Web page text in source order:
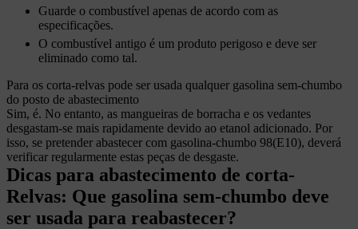
Guarde o combustível apenas de acordo com as
especificações.
O combustível antigo é um produto perigoso e deve ser
eliminado como tal.
Para os corta-relvas pode ser usada qualquer gasolina sem-chumbo
do posto de abastecimento
Sim, é. No entanto, as mangueiras de borracha e os vedantes
desgastam-se mais rapidamente devido ao etanol adicionado. Por
isso, se pretender abastecer com gasolina-chumbo 98(E10), deverá
verificar regularmente estas peças de desgaste.
Dicas para abastecimento de corta-
Relvas: Que gasolina sem-chumbo deve
ser usada para reabastecer?